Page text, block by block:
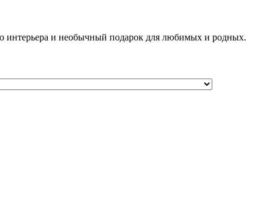
интерьера и необычный подарок для любимых и родных.